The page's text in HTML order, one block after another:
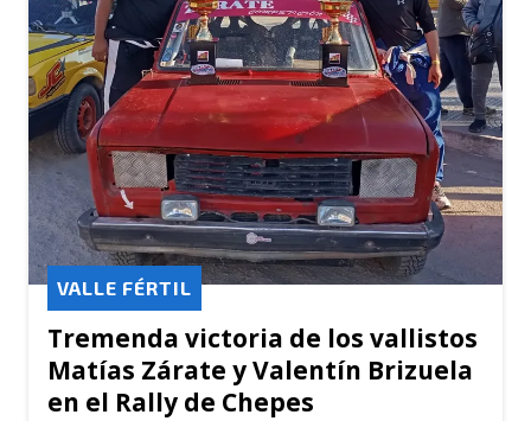
Tremenda victoria de los vallistos
Matías Zárate y Valentín Brizuela
en el Rally de Chepes
VALLE FÉRTIL